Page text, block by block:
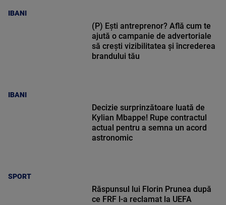
IBANI
IBANI
(P) Ești antreprenor? Află cum te
ajută o campanie de advertoriale
să crești vizibilitatea și încrederea
brandului tău
SPORT
Decizie surprinzătoare luată de
Kylian Mbappe! Rupe contractul
actual pentru a semna un acord
astronomic
Răspunsul lui Florin Prunea după
ce FRF l-a reclamat la UEFA